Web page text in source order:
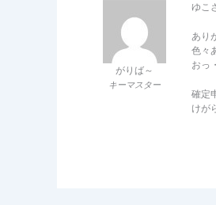
がりば～
キーマスター
ゆこ
あり
色々
おっ
確定
けが